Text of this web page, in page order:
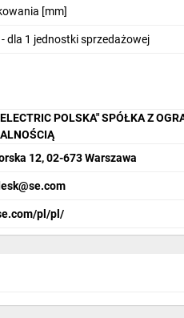
[mm]
- dla 1 jednostki sprzedażowej
POLSKA" SPÓŁKA Z
12, 02-673 Warszawa
pl/pl/